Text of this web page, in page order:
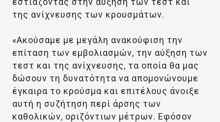
της ανίχνευσης των κρουσμάτων.
«Ακούσαμε με μεγάλη ανακούφιση την
επίταση των εμβολιασμών, την αύξηση των
τεστ και της ανίχνευσης, τα οποία θα μας
δώσουν τη δυνατότητα να απομονώνουμε
έγκαιρα το κρούσμα και επιτέλους άνοιξε
αυτή η συζήτηση περί άρσης των
καθολικών, οριζόντιων μέτρων. Εφόσον